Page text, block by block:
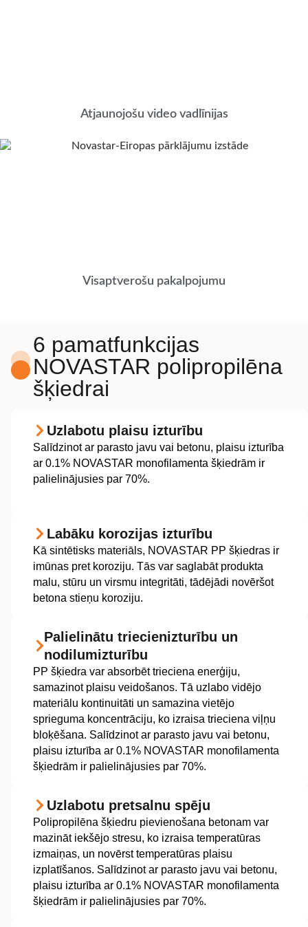
Atjaunojošu video vadlīnijas
Visaptverošu pakalpojumu
6 pamatfunkcijas
NOVASTAR polipropilēna
šķiedrai
Uzlabotu plaisu izturību
Salīdzinot ar parasto javu vai betonu, plaisu izturība
ar 0.1% NOVASTAR monofilamenta šķiedrām ir
palielinājusies par 70%.
Labāku korozijas izturību
Kā sintētisks materiāls, NOVASTAR PP šķiedras ir
imūnas pret koroziju. Tās var saglabāt produkta
malu, stūru un virsmu integritāti, tādējādi novēršot
betona stieņu koroziju.
Palielinātu triecienizturību un
nodilumizturību
PP šķiedra var absorbēt trieciena enerģiju,
samazinot plaisu veidošanos. Tā uzlabo vidējo
materiālu kontinuitāti un samazina vietējo
sprieguma koncentrāciju, ko izraisa trieciena viļņu
bloķēšana. Salīdzinot ar parasto javu vai betonu,
plaisu izturība ar 0.1% NOVASTAR monofilamenta
šķiedrām ir palielinājusies par 70%.
Uzlabotu pretsalnu spēju
Polipropilēna šķiedru pievienošana betonam var
mazināt iekšējo stresu, ko izraisa temperatūras
izmaiņas, un novērst temperatūras plaisu
izplatīšanos. Salīdzinot ar parasto javu vai betonu,
plaisu izturība ar 0.1% NOVASTAR monofilamenta
šķiedrām ir palielinājusies par 70%.